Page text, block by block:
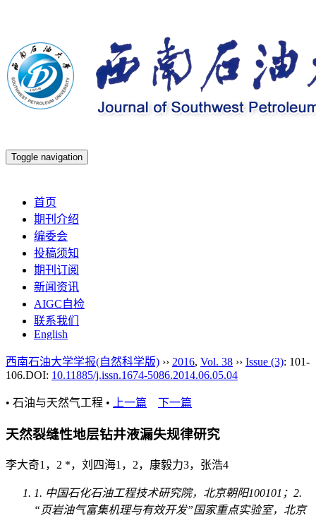
Toggle navigation
首页
期刊介绍
编委会
投稿须知
期刊订阅
新闻资讯
AIGC自检
联系我们
English
西南石油大学学报(自然科学版) ›› 2016, Vol. 38 ›› Issue (3): 101-
106.DOI: 10.11885/j.issn.1674-5086.2014.06.05.04
• 石油与天然气工程 • 上一篇 下一篇
天然裂缝性地层钻井液漏失规律研究
李大奇1，2 *，刘四海1，2，康毅力3，张浩4
1. 中国石化石油工程技术研究院，北京朝阳100101；2.
“页岩油气富集机理与有效开发”国家重点实验室，北京